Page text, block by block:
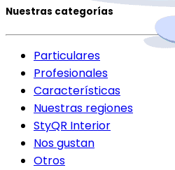
Nuestras categorías
Particulares
Profesionales
Características
Nuestras regiones
StyQR Interior
Nos gustan
Otros